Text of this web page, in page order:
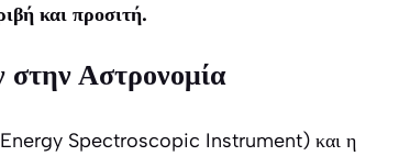
και προσιτή.
Αστρονομία
Energy Spectroscopic Instrument) και η